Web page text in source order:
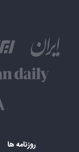
روزنامه ها